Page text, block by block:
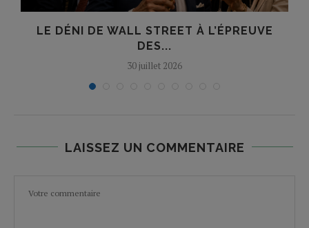
LE DÉNI DE WALL STREET À L’ÉPREUVE
DES...
30 juillet 2026
LAISSEZ UN COMMENTAIRE